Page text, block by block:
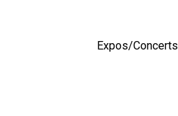
Expos/Concerts